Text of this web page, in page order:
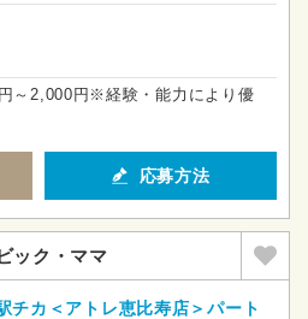
～2,000円※経験・能力により優
応募方法
ック・ママ
チカ＜アトレ恵比寿店＞パート